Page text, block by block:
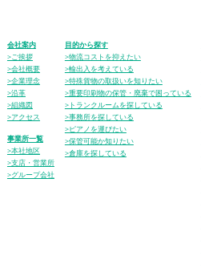
会社案内
>ご挨拶
>会社概要
>企業理念
>沿革
>組織図
>アクセス
事業所一覧
>本社地区
>支店・営業所
>グループ会社
目的から探す
>物流コストを抑えたい
>輸出入を考えている
>特殊貨物の取扱いを知りたい
>重要印刷物の保管・廃棄で困っている
>トランクルームを探している
>事務所を探している
>ピアノを運びたい
>保管可能か知りたい
>倉庫を探している